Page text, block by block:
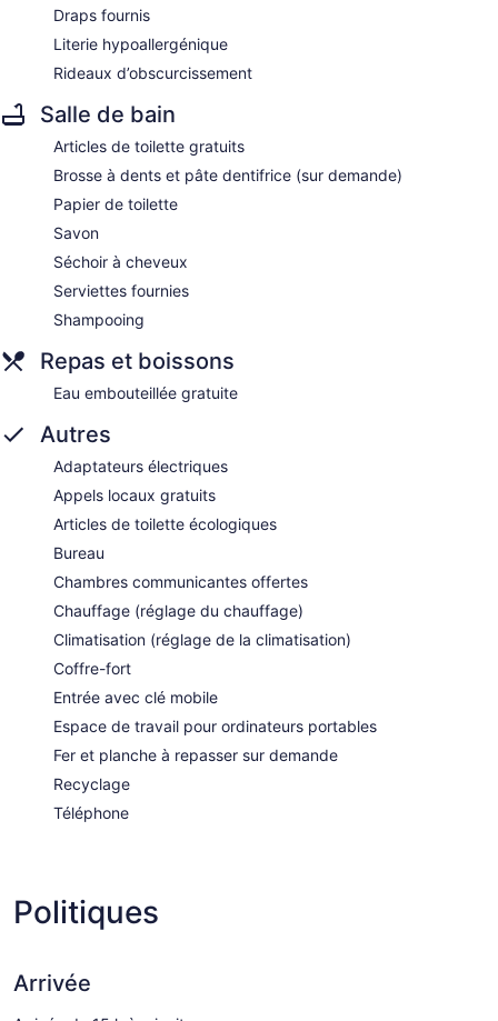
Draps fournis
Literie hypoallergénique
Rideaux d’obscurcissement
Salle de bain
Articles de toilette gratuits
Brosse à dents et pâte dentifrice (sur demande)
Papier de toilette
Savon
Séchoir à cheveux
Serviettes fournies
Shampooing
Repas et boissons
Eau embouteillée gratuite
Autres
Adaptateurs électriques
Appels locaux gratuits
Articles de toilette écologiques
Bureau
Chambres communicantes offertes
Chauffage (réglage du chauffage)
Climatisation (réglage de la climatisation)
Coffre-fort
Entrée avec clé mobile
Espace de travail pour ordinateurs portables
Fer et planche à repasser sur demande
Recyclage
Téléphone
Politiques
Arrivée